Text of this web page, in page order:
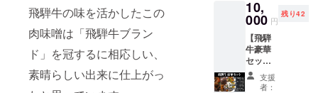
飛騨牛の味を活かしたこの
肉味噌は「飛騨牛ブラン
ド」を冠するに相応しい、
素晴らしい出来に仕上がっ
10,
000 円
残り42
【飛騨
牛豪華
セッ
ト】 飛
騨牛肉
支援
者：